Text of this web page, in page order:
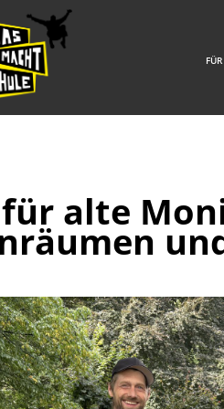
für alte